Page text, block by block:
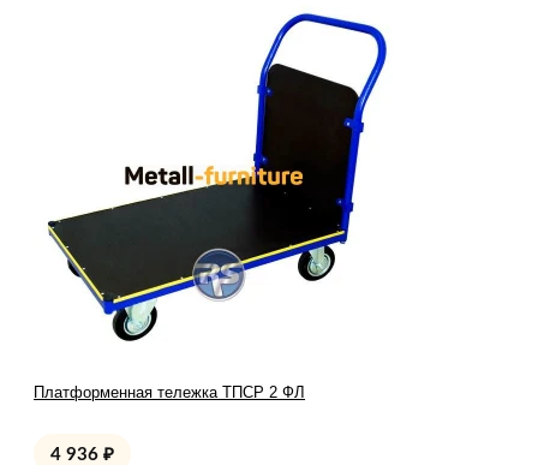
Платформенная тележка ТПСР 2 ФЛ
4 936 ₽